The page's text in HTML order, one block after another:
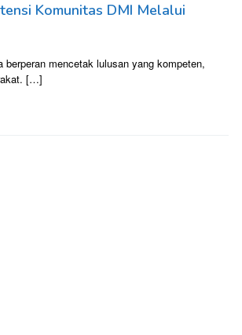
Komunitas DMI Melalui
mencetak lulusan yang kompeten,
[…]